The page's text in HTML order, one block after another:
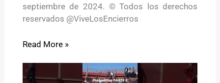
septiembre de 2024. © Todos los derechos
reservados @ViveLosEncierros
Read More »